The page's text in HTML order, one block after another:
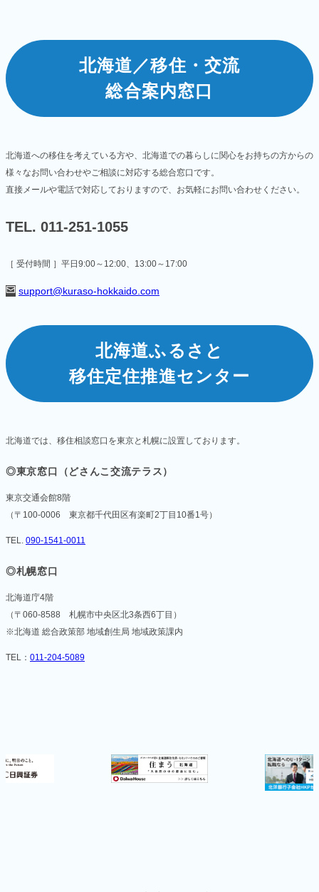
北海道／移住・交流
総合案内窓口
北海道への移住を考えている方や、北海道での暮らしに関心をお持ちの方からの
様々なお問い合わせやご相談に対応する総合窓口です。
直接メールや電話で対応しておりますので、お気軽にお問い合わせください。
TEL. 011-251-1055
［ 受付時間 ］平日9:00～12:00、13:00～17:00
support@kuraso-hokkaido.com
北海道ふるさと
移住定住推進センター
北海道では、移住相談窓口を東京と札幌に設置しております。
◎東京窓口（どさんこ交流テラス）
東京交通会館8階
（〒100-0006 東京都千代田区有楽町2丁目10番1号）
TEL. 090-1541-0011
◎札幌窓口
北海道庁4階
（〒060-8588 札幌市中央区北3条西6丁目）
※北海道 総合政策部 地域創生局 地域政策課内
TEL： 011-204-5089